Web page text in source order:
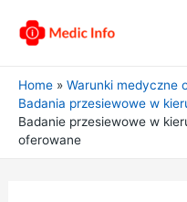
Home
Warunki medyczne
Badania przesiewowe w
Badanie przesiewowe w
oferowane